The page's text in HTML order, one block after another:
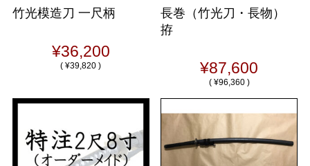
竹光模造刀 一尺柄
¥36,200
(¥39,820 )
長巻（竹光刀・長物）
拵
¥87,600
( ¥96,360 )